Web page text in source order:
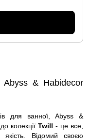
Abyss & Habidecor
для ванної, Abyss &
колекціїTwill - це все,
Відомий своєю